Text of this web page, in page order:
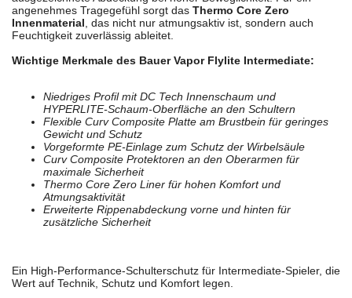
angenehmes Tragegefühl sorgt das Thermo Core Zero
Innenmaterial, das nicht nur atmungsaktiv ist, sondern auch
Feuchtigkeit zuverlässig ableitet.
Wichtige Merkmale des Bauer Vapor Flylite Intermediate:
Niedriges Profil mit DC Tech Innenschaum und
HYPERLITE-Schaum-Oberfläche an den Schultern
Flexible Curv Composite Platte am Brustbein für geringes
Gewicht und Schutz
Vor­geformte PE-Einlage zum Schutz der Wirbelsäule
Curv Composite Protektoren an den Oberarmen für
maximale Sicherheit
Thermo Core Zero Liner für hohen Komfort und
Atmungsaktivität
Erweiterte Rippenabdeckung vorne und hinten für
zusätzliche Sicherheit
Ein High-Performance-Schulterschutz für Intermediate-Spieler, die
Wert auf Technik, Schutz und Komfort legen.